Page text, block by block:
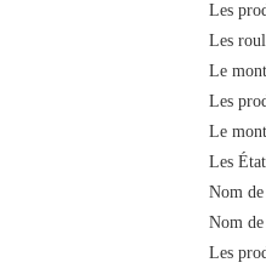
Les
Les
Le
Les
Le
Les
Nom
Nom
Les